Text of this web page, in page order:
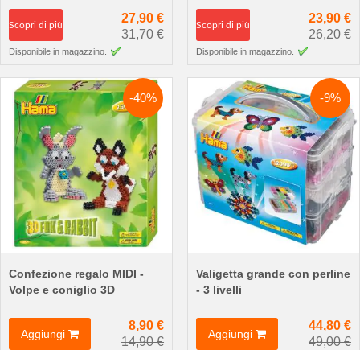
Scopri di più
27,90 €
31,70 €
Disponibile in magazzino.
Scopri di più
23,90 €
26,20 €
Disponibile in magazzino.
-40%
Confezione regalo MIDI -
Volpe e coniglio 3D
Aggiungi
8,90 €
14,90 €
-9%
Valigetta grande con perline
- 3 livelli
Aggiungi
44,80 €
49,00 €